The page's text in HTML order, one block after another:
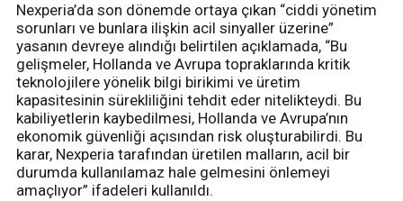
Nexperia’da son dönemde ortaya çıkan “ciddi yönetim
sorunları ve bunlara ilişkin acil sinyaller üzerine”
yasanın devreye alındığı belirtilen açıklamada, “Bu
gelişmeler, Hollanda ve Avrupa topraklarında kritik
teknolojilere yönelik bilgi birikimi ve üretim
kapasitesinin sürekliliğini tehdit eder nitelikteydi. Bu
kabiliyetlerin kaybedilmesi, Hollanda ve Avrupa’nın
ekonomik güvenliği açısından risk oluşturabilirdi. Bu
karar, Nexperia tarafından üretilen malların, acil bir
durumda kullanılamaz hale gelmesini önlemeyi
amaçlıyor” ifadeleri kullanıldı.